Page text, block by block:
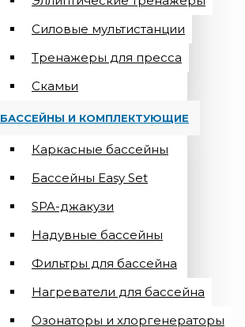
Силовые мультистанции
Тренажеры для пресса
Скамьи
БАССЕЙНЫ И КОМПЛЕКТУЮЩИЕ
Каркасные бассейны
Бассейны Easy Set
SPA-джакузи
Надувные бассейны
Фильтры для бассейна
Нагреватели для бассейна
Озонаторы и хлоргенераторы